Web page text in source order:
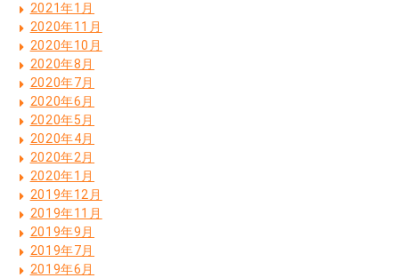
2021年1月
2020年11月
2020年10月
2020年8月
2020年7月
2020年6月
2020年5月
2020年4月
2020年2月
2020年1月
2019年12月
2019年11月
2019年9月
2019年7月
2019年6月